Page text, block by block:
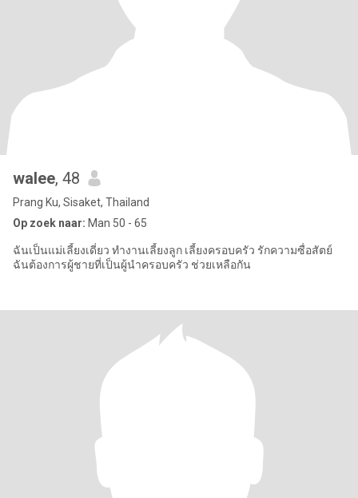
walee, 48
Prang Ku, Sisaket, Thailand
Op zoek naar: Man 50 - 65
ฉันเป็นแม่เลี้ยงเดี่ยว ทำงานเลี้ยงลูก เลี้ยงครอบครัว รักความซื่อสัตย์
ฉันต้องการผู้ชายที่เป็นผู้นำครอบครัว ช่วยเหลือกัน